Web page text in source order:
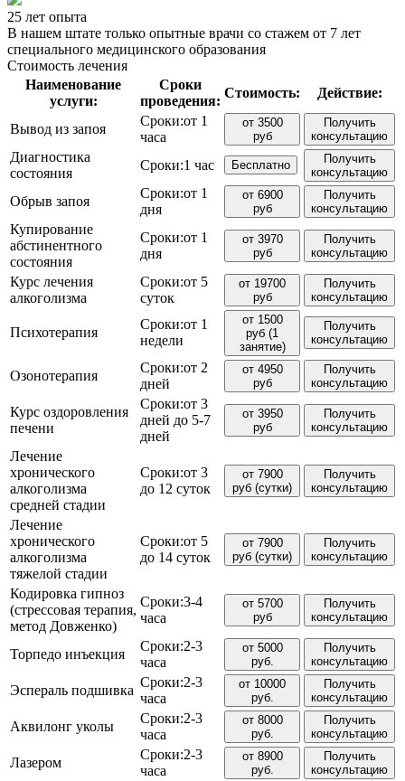
25 лет опыта
В нашем штате только опытные врачи со стажем от 7 лет
специального медицинского образования
Стоимость лечения
Наименование
услуги:
Сроки
проведения:
Стоимость: Действие:
Вывод из запоя
Сроки:от 1
часа
от 3500
руб
Получить
консультацию
Диагностика
состояния
Сроки:1 час Бесплатно
Получить
консультацию
Обрыв запоя
Сроки:от 1
дня
от 6900
руб
Получить
консультацию
Купирование
абстинентного
состояния
Сроки:от 1
дня
от 3970
руб
Получить
консультацию
Курс лечения
алкоголизма
Сроки:от 5
суток
от 19700
руб
Получить
консультацию
Психотерапия
Сроки:от 1
недели
от 1500
руб (1
занятие)
Получить
консультацию
Озонотерапия
Сроки:от 2
дней
от 4950
руб
Получить
консультацию
Курс оздоровления
печени
Сроки:от 3
дней до 5-7
дней
от 3950
руб
Получить
консультацию
Лечение
хронического
алкоголизма
средней стадии
Сроки:от 3
до 12 суток
от 7900
руб (сутки)
Получить
консультацию
Лечение
хронического
алкоголизма
тяжелой стадии
Сроки:от 5
до 14 суток
от 7900
руб (сутки)
Получить
консультацию
Кодировка гипноз
(стрессовая терапия,
метод Довженко)
Сроки:3-4
часа
от 5700
руб
Получить
консультацию
Торпедо инъекция
Сроки:2-3
часа
от 5000
руб.
Получить
консультацию
Эспераль подшивка
Сроки:2-3
часа
от 10000
руб.
Получить
консультацию
Аквилонг уколы
Сроки:2-3
часа
от 8000
руб.
Получить
консультацию
Лазером
Сроки:2-3
часа
от 8900
руб.
Получить
консультацию